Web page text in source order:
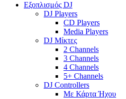
Εξοπλισμός DJ
DJ Players
CD Players
Media Players
DJ Μίκτες
2 Channels
3 Channels
4 Channels
5+ Channels
DJ Controllers
Με Κάρτα Ήχου